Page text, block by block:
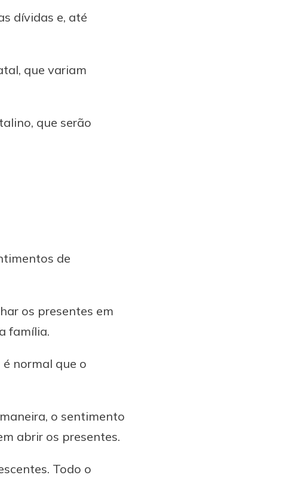
dívidas e, até
que variam
que serão
de
os presentes em
família.
normal que o
o sentimento
abrir os presentes.
Todo o